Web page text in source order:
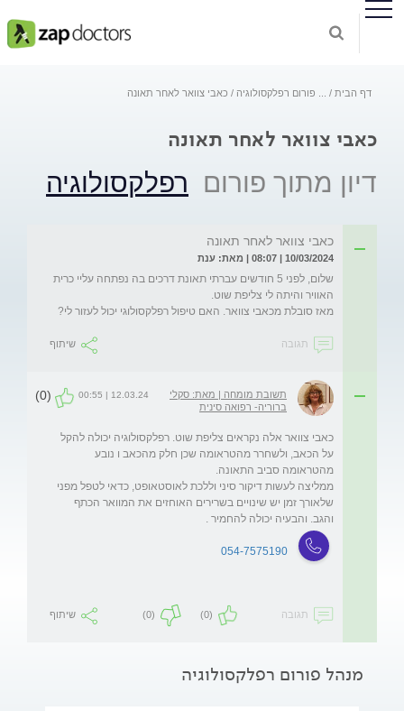
דף הבית פורום רפלקסולוגיה כאבי צוואר לאחר תאונה
כאבי צוואר לאחר תאונה
דיון מתוך פורום רפלקסולוגיה
כאבי צוואר לאחר תאונה
10/03/2024 | 08:07 | מאת: ענת
שלום, לפני 5 חודשים עברתי תאונת דרכים בה נפתחה עליי כרית
מאז סובלת מכאבי צוואר. האם טיפול רפלקסולוגי יכול לעזור לי?
תגובה שיתוף
תשובת מומחה | מאת: סקלי
ברוריה- רפואה סינית
12.03.24 | 00:55
(0)
כאבי צוואר אלה נקראים צליפת שוט. רפלקסולוגיה יכולה להקל
על הכאב, ולשחרר מהטראומה שכן חלק מהכאב ו נובע
ממליצה לעשות דיקור סיני וללכת לאוסטאופט, כדאי לטפל מפני
שלאורך זמן יש שינויים בשרירים האוחזים את המוואר הכתף
והגב. והבעיה יכולה להחמיר .
054-7575190
תגובה (0)
(0) שיתוף
מנהל פורום רפלקסולוגיה